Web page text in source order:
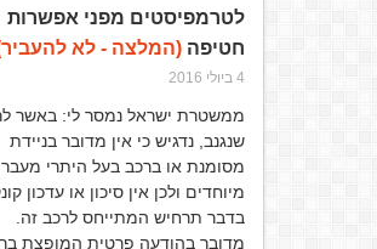
לטרמפיסטים מפני אפשרות
חטיפה(המלצה - לא
4 ביולי 2016
ממשטרת ישראל נמסר לי: באשר
שנגנב, נדגיש כי אין מדובר בניידת
מסומנת או ברכב בעל היתרי מעבר
מיוחדים ולכן אין סיכון או עדכון
בדבר תרחיש המתייחס לרכב זה.
מדובר בהודעה פרטית המופצת